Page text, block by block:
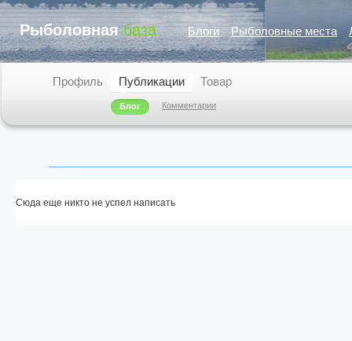
Рыболовная база Блоги Рыболовные места
Профиль Публикации
Блог Комментарии
Товар
Сюда еще никто не успел написать